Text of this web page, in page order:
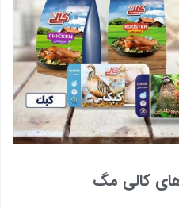
کالی مگ